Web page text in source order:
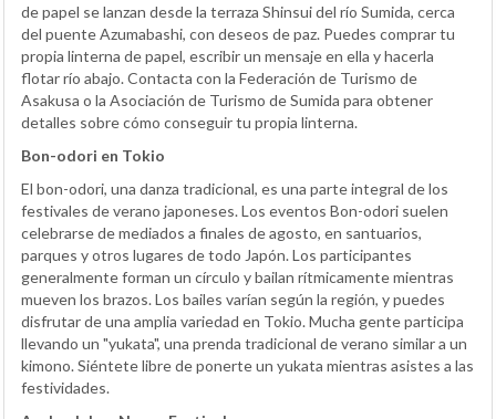
de papel se lanzan desde la terraza Shinsui del río Sumida, cerca
del puente Azumabashi, con deseos de paz. Puedes comprar tu
propia linterna de papel, escribir un mensaje en ella y hacerla
flotar río abajo. Contacta con la Federación de Turismo de
Asakusa o la Asociación de Turismo de Sumida para obtener
detalles sobre cómo conseguir tu propia linterna.
Bon-odori en Tokio
El bon-odori, una danza tradicional, es una parte integral de los
festivales de verano japoneses. Los eventos Bon-odori suelen
celebrarse de mediados a finales de agosto, en santuarios,
parques y otros lugares de todo Japón. Los participantes
generalmente forman un círculo y bailan rítmicamente mientras
mueven los brazos. Los bailes varían según la región, y puedes
disfrutar de una amplia variedad en Tokio. Mucha gente participa
llevando un "yukata", una prenda tradicional de verano similar a un
kimono. Siéntete libre de ponerte un yukata mientras asistes a las
festividades.